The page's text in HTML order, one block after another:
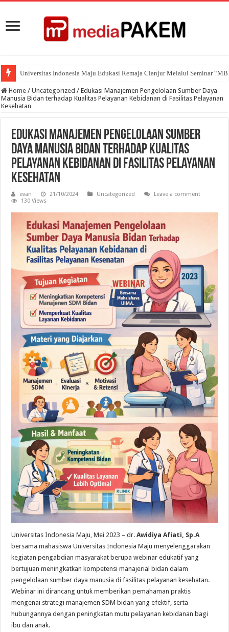
Universitas Indonesia Maju Edukasi Remaja Cianjur Melalui Seminar
Tiga Dosen Universitas Indonesia Maju Raih Penghargaan pada
Home / Uncategorized / Edukasi Manajemen Pengelolaan Sumber Daya
Manusia Bidan terhadap Kualitas Pelayanan Kebidanan di Fasilitas Pelayanan
Kesehatan
Edukasi Manajemen Pengelolaan Sumber
Daya Manusia Bidan terhadap Kualitas
Pelayanan Kebidanan di Fasilitas Pelayanan
Kesehatan
evan 21/10/2024 Uncategorized
Leave a comment
130 Views
Universitas Indonesia Maju, Mei 2023 – dr.Awidiya Afiati, Sp.A
bersama mahasiswa Universitas Indonesia Maju menyelenggarakan
kegiatan pengabdian masyarakat berupa webinar edukatif yang
bertujuan meningkatkan kompetensi manajerial bidan dalam
pengelolaan sumber daya manusia di fasilitas pelayanan kesehatan.
Webinar ini dirancang untuk memberikan pemahaman praktis
mengenai strategi manajemen SDM bidan yang efektif, serta
hubungannya dengan peningkatan mutu pelayanan kebidanan bagi
ibu dan anak.